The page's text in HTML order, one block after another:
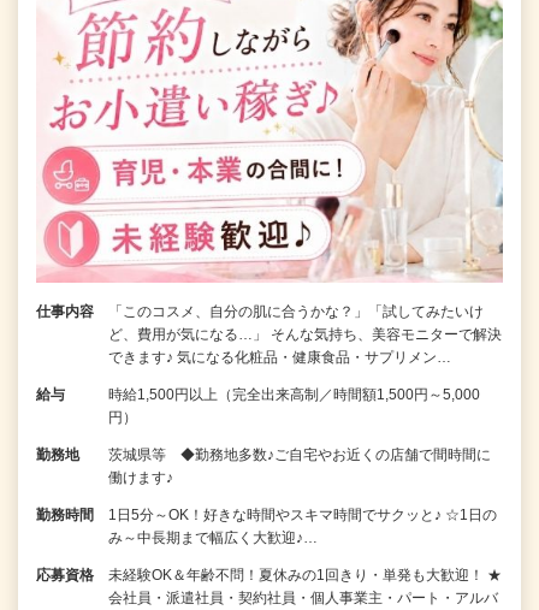
仕事内容
「このコスメ、自分の肌に合うかな？」「試してみたいけ
ど、費用が気になる…」 そんな気持ち、美容モニターで解決
できます♪ 気になる化粧品・健康食品・サプリメン…
給与
時給1,500円以上（完全出来高制／時間額1,500円～5,000
円）
勤務地
茨城県等 ◆勤務地多数♪ご自宅やお近くの店舗で間時間に
働けます♪
勤務時間
1日5分～OK！好きな時間やスキマ時間でサクッと♪ ☆1日の
み～中長期まで幅広く大歓迎♪…
応募資格
未経験OK＆年齢不問！夏休みの1回きり・単発も大歓迎！ ★
会社員・派遣社員・契約社員・個人事業主・パート・アルバ